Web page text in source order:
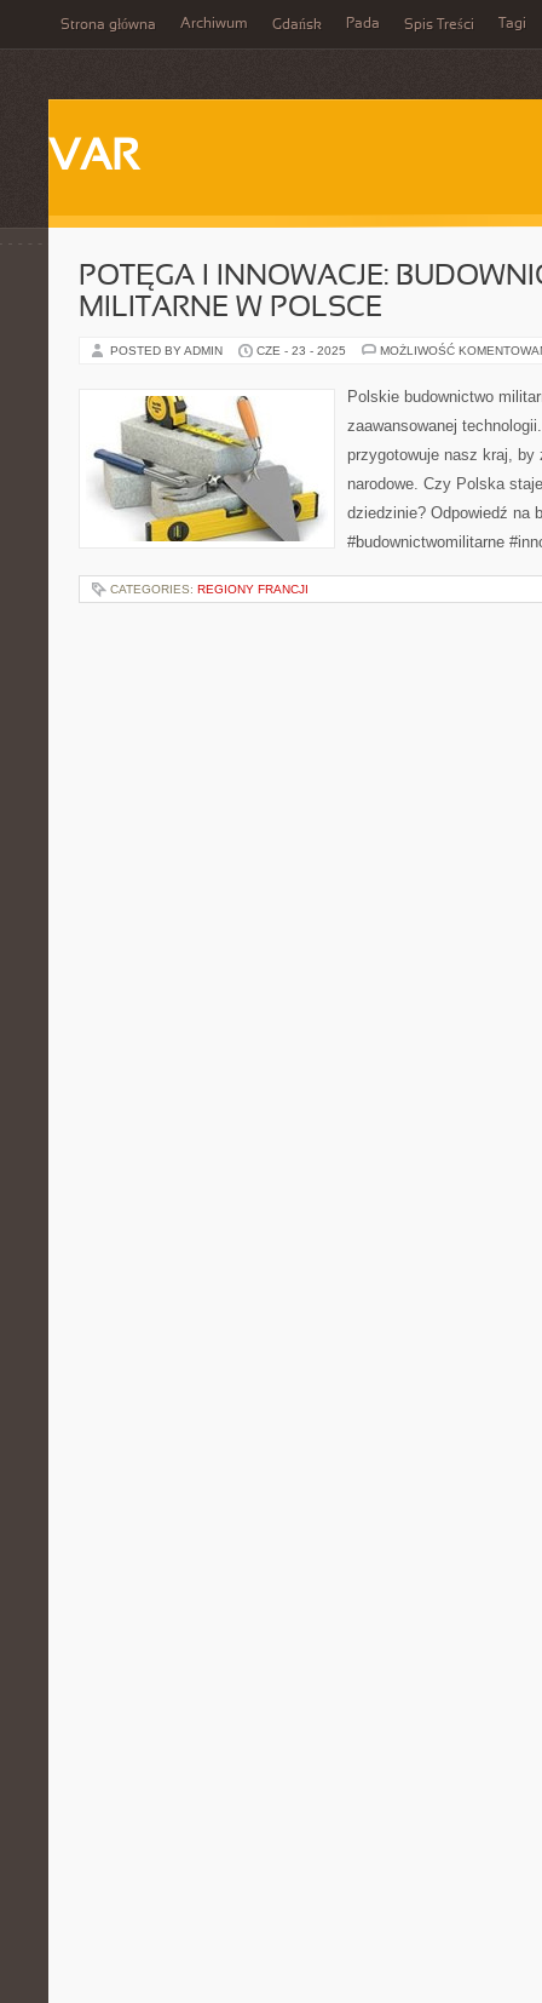
Strona główna Archiwum Gdańsk Pada Spis Treści Tagi
VAR
POTĘGA I INNOWACJE:
MILITARNE W POLSCE
POSTED BY ADMIN CZE - 23 - 2025 MOŻLIWOŚĆ
Polskie budownictwo
zaawansowanej
przygotowuje nasz kraj, by
narodowe. Czy Polska
dziedzinie? Odpowiedź
#budownictwomilitarne
CATEGORIES: REGIONY FRANCJI